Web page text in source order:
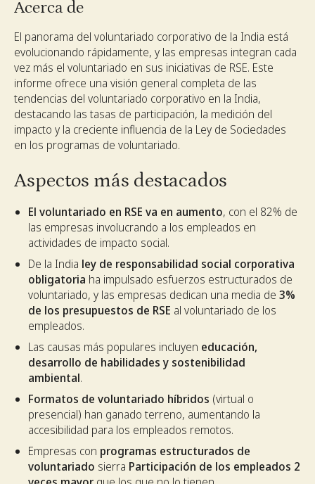
Acerca de
El panorama del voluntariado corporativo de la India está
evolucionando rápidamente, y las empresas integran cada
vez más el voluntariado en sus iniciativas de RSE. Este
informe ofrece una visión general completa de las
tendencias del voluntariado corporativo en la India,
destacando las tasas de participación, la medición del
impacto y la creciente influencia de la Ley de Sociedades
en los programas de voluntariado.
Aspectos más destacados
El voluntariado en RSE va en aumento, con el 82% de
las empresas involucrando a los empleados en
actividades de impacto social.
De la India ley de responsabilidad social corporativa
obligatoria ha impulsado esfuerzos estructurados de
voluntariado, y las empresas dedican una media de 3%
de los presupuestos de RSE al voluntariado de los
empleados.
Las causas más populares incluyen educación,
desarrollo de habilidades y sostenibilidad
ambiental.
Formatos de voluntariado híbridos (virtual o
presencial) han ganado terreno, aumentando la
accesibilidad para los empleados remotos.
Empresas con programas estructurados de
voluntariado sierra Participación de los empleados 2